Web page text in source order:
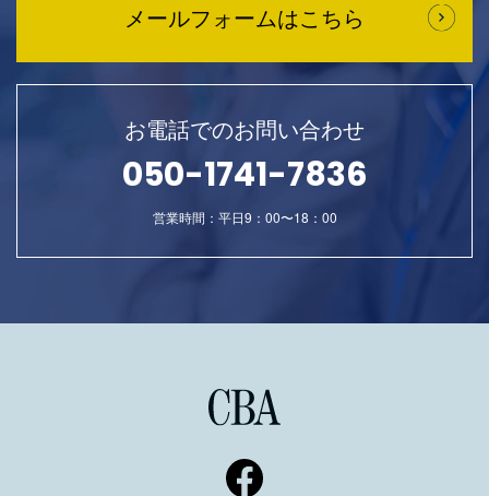
メールフォームはこちら
お電話でのお問い合わせ
050-1741-7836
営業時間：平日9：00〜18：00